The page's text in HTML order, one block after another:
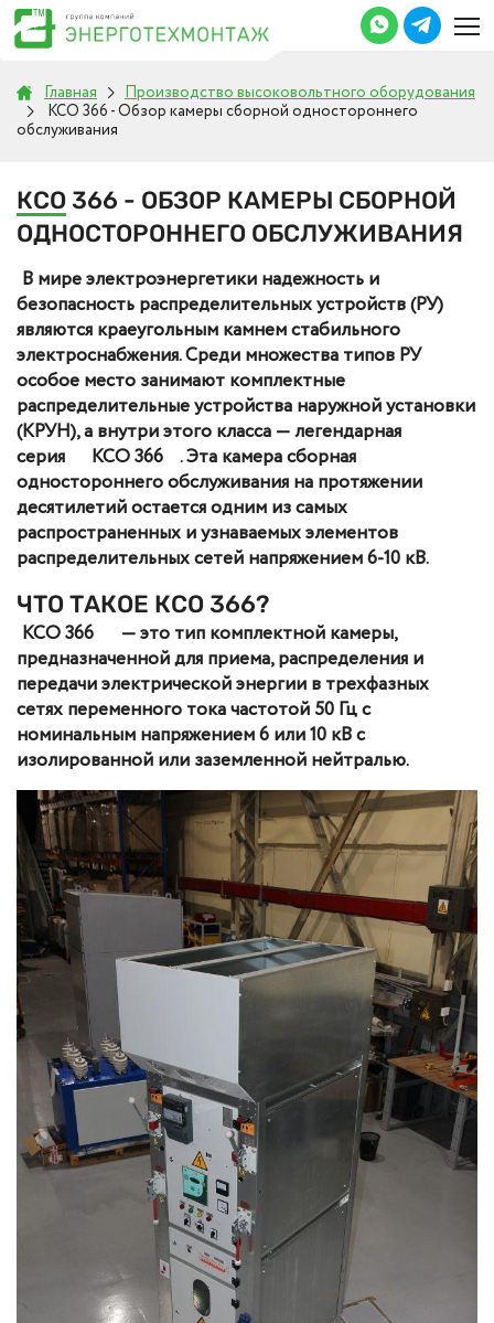
Главная
Производство высоковольтного оборудования
КСО 366 - Обзор камеры сборной одностороннего
обслуживания
КСО366 - ОБЗОР КАМЕРЫ СБОРНОЙ
ОДНОСТОРОННЕГО ОБСЛУЖИВАНИЯ
В мире электроэнергетики надежность и
безопасность распределительных устройств (РУ)
являются краеугольным камнем стабильного
электроснабжения. Среди множества типов РУ
особое место занимают комплектные
распределительные устройства наружной установки
(КРУН), а внутри этого класса — легендарная
серия
КСО 366 . Эта камера сборная
одностороннего обслуживания на протяжении
десятилетий остается одним из самых
распространенных и узнаваемых элементов
распределительных сетей напряжением 6-10 кВ.
ЧТО ТАКОЕ КСО 366?
КСО 366
— это тип комплектной камеры,
предназначенной для приема, распределения и
передачи электрической энергии в трехфазных
сетях переменного тока частотой 50 Гц с
номинальным напряжением 6 или 10 кВ с
изолированной или заземленной нейтралью.